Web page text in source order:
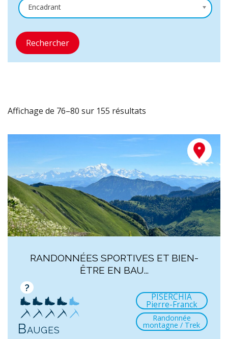
Encadrant
Rechercher
Affichage de 76–80 sur 155 résultats
RANDONNÉES SPORTIVES ET BIEN-
ÊTRE EN BAU...
?
Bauges
PISERCHIA
Pierre-Franck
Randonnée
montagne / Trek